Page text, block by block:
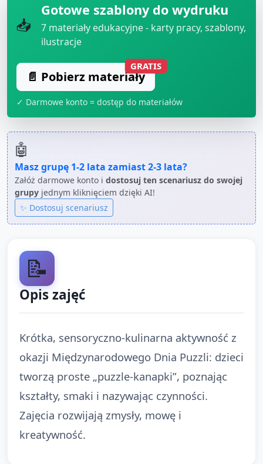
📥
Gotowe szablony do wydruku
7 materiały edukacyjne - karty pracy, szablony,
ilustracje
📄 Pobierz materiały
GRATIS
✓ Darmowe konto = dostęp do materiałów
🤖
Masz grupę 1-2 lata zamiast2-3 lata?
Załóż darmowe konto i dostosuj ten scenariusz do swojej
grupy jednym kliknięciem dzięki AI!
✨ Dostosuj scenariusz
📝
Opis zajęć
Krótka, sensoryczno-kulinarna aktywność z
okazji Międzynarodowego Dnia Puzzli: dzieci
tworzą proste „puzzle-kanapki”, poznając
kształty, smaki i nazywając czynności.
Zajęcia rozwijają zmysły, mowę i
kreatywność.